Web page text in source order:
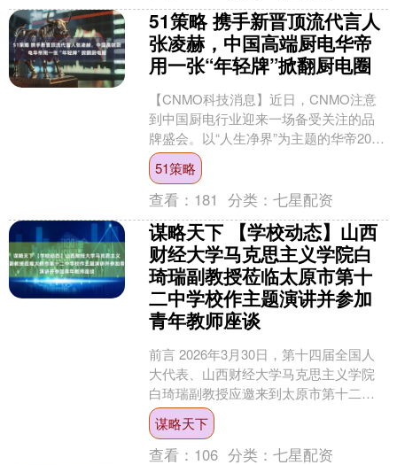
51策略 携手新晋顶流代言人
张凌赫，中国高端厨电华帝
用一张“年轻牌”掀翻厨电圈
【CNMO科技消息】近日，CNMO注意
到中国厨电行业迎来一场备受关注的品
牌盛会。以“人生净界”为主题的华帝2026
品牌发布会正式举办。 作为头部阵营“方
老华”之....
51策略
查看： 181 分类：七星配资
谋略天下 【学校动态】山西
财经大学马克思主义学院白
琦瑞副教授莅临太原市第十
二中学校作主题演讲并参加
青年教师座谈
前言 2026年3月30日，第十四届全国人
大代表、山西财经大学马克思主义学院
白琦瑞副教授应邀来到太原市第十二中
学校旱西关校区，为全校师生带来了题
为“汲取两会奋进....
谋略天下
查看： 106 分类：七星配资